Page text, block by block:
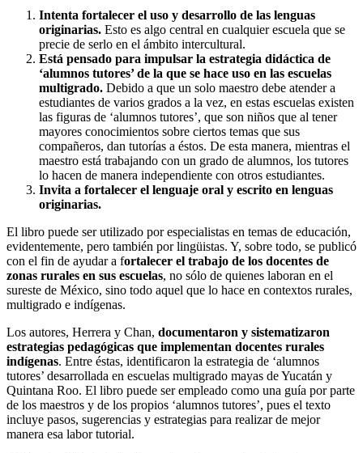
Intenta fortalecer el uso y desarrollo de las lenguas
originarias. Esto es algo central en cualquier escuela que se
precie de serlo en el ámbito intercultural.
Está pensado para impulsar la estrategia didáctica de
‘alumnos tutores’ de la que se hace uso en las escuelas
multigrado. Debido a que un solo maestro debe atender a
estudiantes de varios grados a la vez, en estas escuelas existen
las figuras de ‘alumnos tutores’, que son niños que al tener
mayores conocimientos sobre ciertos temas que sus
compañeros, dan tutorías a éstos. De esta manera, mientras el
maestro está trabajando con un grado de alumnos, los tutores
lo hacen de manera independiente con otros estudiantes.
Invita a fortalecer el lenguaje oral y escrito en lenguas
originarias.
El libro puede ser utilizado por especialistas en temas de educación,
evidentemente, pero también por lingüistas. Y, sobre todo, se publicó
con el fin de ayudar a fortalecer el trabajo de los docentes de
zonas rurales en sus escuelas, no sólo de quienes laboran en el
sureste de México, sino todo aquel que lo hace en contextos rurales,
multigrado e indígenas.
Los autores, Herrera y Chan, documentaron y sistematizaron
estrategias pedagógicas que implementan docentes rurales
indígenas. Entre éstas, identificaron la estrategia de ‘alumnos
tutores’ desarrollada en escuelas multigrado mayas de Yucatán y
Quintana Roo. El libro puede ser empleado como una guía por parte
de los maestros y de los propios ‘alumnos tutores’, pues el texto
incluye pasos, sugerencias y estrategias para realizar de mejor
manera esa labor tutorial.